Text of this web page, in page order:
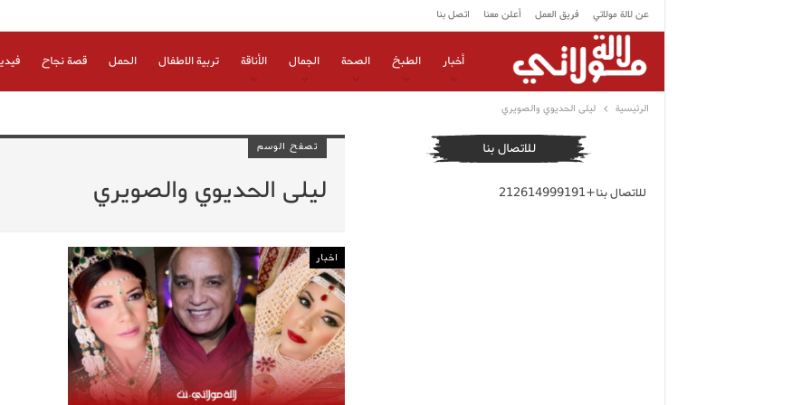
عن لالة مولاتي فريق العمل أعلن معنا اتصل بنا
أخبار الطبخ الصحة الجمال الأناقة تربية الاطفال الحمل قصة نجاح
الرئيسية ليلى الحديوي والصويري
تصفح الوسم
ليلى الحديوي والصويري
اخبار
للاتصال بنا
للاتصال بنا+212614999191